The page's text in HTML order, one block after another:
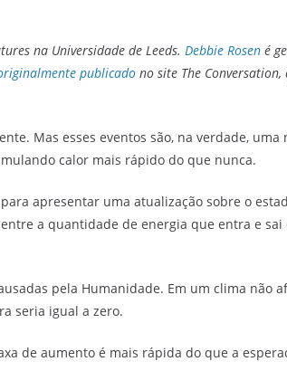
na Universidade de Leeds. Debbie Rosen é
publicado no site The
Mas esses eventos são, na verdade,
calor mais rápido do que nunca.
apresentar uma atualização sobre o
a quantidade de energia que entra e sai
pela Humanidade. Em um clima não
seria igual a zero.
de aumento é mais rápida do que a